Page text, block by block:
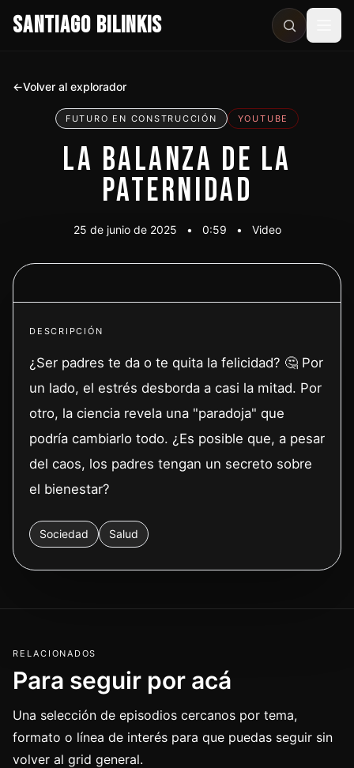
SANTIAGO BILINKIS
←Volver al explorador
FUTURO EN CONSTRUCCIÓN YOUTUBE
LA BALANZA DE LA
PATERNIDAD
25 de junio de 2025 • 0:59 • Video
DESCRIPCIÓN
¿Ser padres te da o te quita la felicidad? 🤔 Por
un lado, el estrés desborda a casi la mitad. Por
otro, la ciencia revela una "paradoja" que
podría cambiarlo todo. ¿Es posible que, a pesar
del caos, los padres tengan un secreto sobre
el bienestar?
Sociedad Salud
RELACIONADOS
Para seguir por acá
Una selección de episodios cercanos por tema,
formato o línea de interés para que puedas seguir sin
volver al grid general.